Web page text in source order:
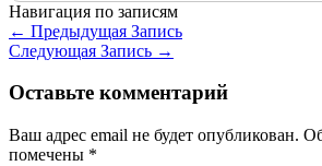
Навигация по записям
← Предыдущая Запись
Следующая Запись →
Оставьте комментарий
Ваш адрес email не будет опубликован.
помечены *